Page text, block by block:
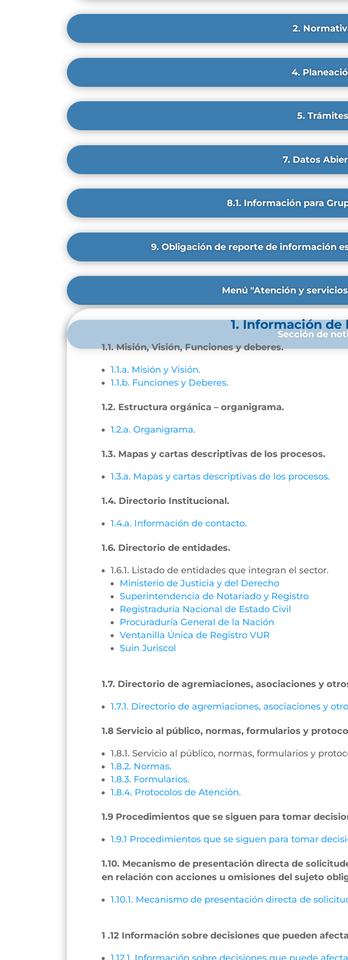
2.
4.
5. Trámites
7. Datos
8.1. Información para
9. Obligación de reporte de información
Menú "Atención y
Sección de
1. Información de
1.1. Misión, Visión, Funciones y deberes.
1.1.a. Misión y Visión.
1.1.b. Funciones y Deberes.
1.2. Estructura orgánica – organigrama.
1.2.a. Organigrama.
1.3. Mapas y cartas descriptivas de los procesos.
1.3.a. Mapas y cartas descriptivas de los procesos.
1.4. Directorio Institucional.
1.4.a. Información de contacto.
1.6. Directorio de entidades.
1.6.1. Listado de entidades que integran el sector.
Ministerio de Justicia y del Derecho
Superintendencia de Notariado y Registro
Registraduría Nacional de Estado Civil
Procuraduría General de la Nación
Ventanilla Única de Registro VUR
Suin Juriscol
1.7. Directorio de agremiaciones, asociaciones y
1.7.1. Directorio de agremiaciones, asociaciones y
1.8 Servicio al público, normas, formularios y
1.8.1. Servicio al público, normas, formularios y
1.8.2. Normas.
1.8.3. Formularios.
1.8.4. Protocolos de Atención.
1.9 Procedimientos que se siguen para tomar
1.9.1 Procedimientos que se siguen para tomar
1.10. Mecanismo de presentación directa de
en relación con acciones u omisiones del sujeto
1.10.1. Mecanismo de presentación directa de
1 .12 Información sobre decisiones que pueden